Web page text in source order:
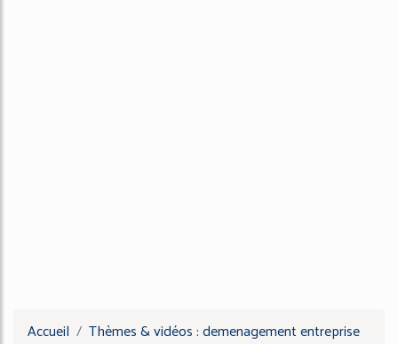
Accueil Thèmes & vidéos : demenagement entreprise